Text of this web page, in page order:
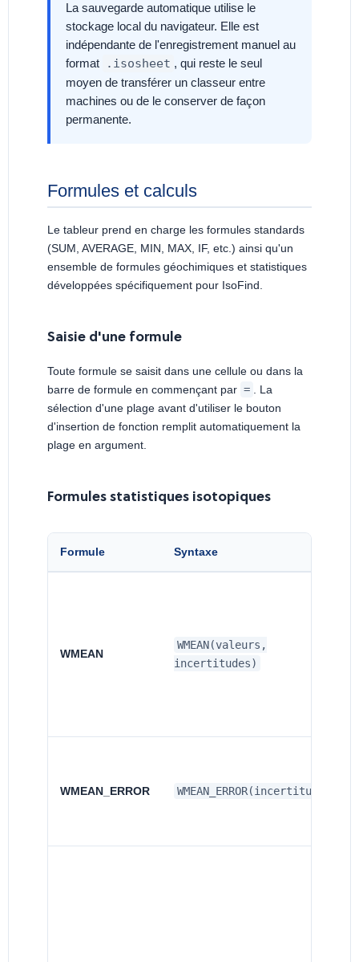
La sauvegarde automatique utilise le
stockage local du navigateur. Elle est
indépendante de l'enregistrement manuel au
format
.isosheet , qui reste le seul
moyen de transférer un classeur entre
machines ou de le conserver de façon
permanente.
Formules et calculs
Le tableur prend en charge les formules standards
(SUM, AVERAGE, MIN, MAX, IF, etc.) ainsi qu'un
ensemble de formules géochimiques et statistiques
développées spécifiquement pour IsoFind.
Saisie d'une formule
Toute formule se saisit dans une cellule ou dans la
barre de formule en commençant par = . La
sélection d'une plage avant d'utiliser le bouton
d'insertion de fonction remplit automatiquement la
plage en argument.
Formules statistiques isotopiques
Formule Syntaxe
WMEAN
WMEAN(valeurs,
incertitudes)
WMEAN_ERROR WMEAN_ERROR(incertitudes)